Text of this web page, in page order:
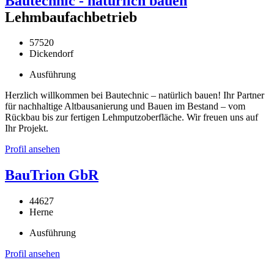
Lehmbaufachbetrieb
57520
Dickendorf
Ausführung
Herzlich willkommen bei Bautechnic – natürlich bauen! Ihr Partner
für nachhaltige Altbausanierung und Bauen im Bestand – vom
Rückbau bis zur fertigen Lehmputzoberfläche. Wir freuen uns auf
Ihr Projekt.
Profil ansehen
BauTrion GbR
44627
Herne
Ausführung
Profil ansehen